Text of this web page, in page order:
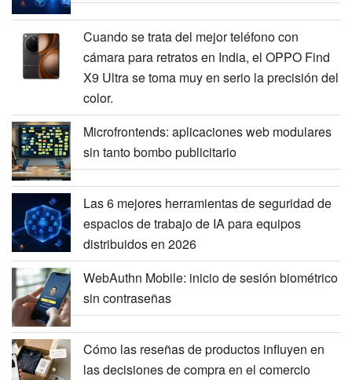
Cuando se trata del mejor teléfono con
cámara para retratos en India, el OPPO Find
X9 Ultra se toma muy en serio la precisión del
color.
Microfrontends: aplicaciones web modulares
sin tanto bombo publicitario
Las 6 mejores herramientas de seguridad de
espacios de trabajo de IA para equipos
distribuidos en 2026
WebAuthn Mobile: inicio de sesión biométrico
sin contraseñas
Cómo las reseñas de productos influyen en
las decisiones de compra en el comercio